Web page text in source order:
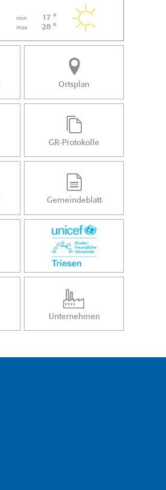
min 17 °
max 28 °
Ortsplan
GR-Protokolle
Gemeindeblatt
Unternehmen